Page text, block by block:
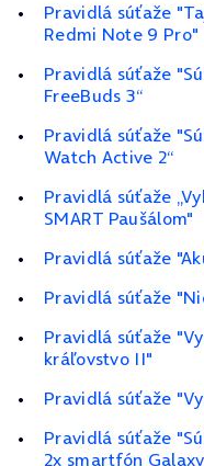
Pravidlá súťaže
Redmi Note 9 Pro"
Pravidlá súťaže
FreeBuds 3“
Pravidlá súťaže
Watch Active 2“
Pravidlá súťaže
SMART Paušálom"
Pravidlá súťaže
Pravidlá súťaže
Pravidlá súťaže
kráľovstvo II"
Pravidlá súťaže
Pravidlá súťaže
2x smartfón